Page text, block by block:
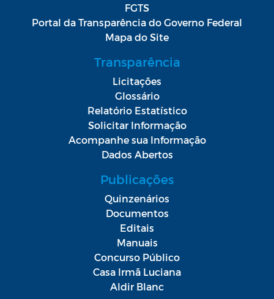
FGTS
Portal da Transparência do Governo Federal
Mapa do Site
Transparência
Licitações
Glossário
Relatório Estatístico
Solicitar Informação
Acompanhe sua Informação
Dados Abertos
Publicações
Quinzenários
Documentos
Editais
Manuais
Concurso Público
Casa Irmã Luciana
Aldir Blanc